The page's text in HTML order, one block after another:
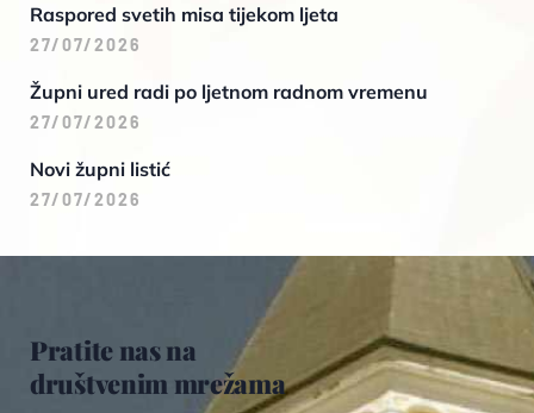
Raspored svetih misa tijekom ljeta
27/07/2026
Župni ured radi po ljetnom radnom vremenu
27/07/2026
Novi župni listić
27/07/2026
Pratite nas na
društvenim mrežama